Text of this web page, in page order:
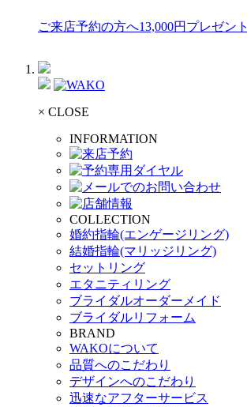
ご来店予約の方へ13,000円プレゼント
× CLOSE
INFORMATION
COLLECTION
婚約指輪(エンゲージリング)
結婚指輪(マリッジリング)
セットリング
エタニティリング
ブライダルオーダーメイド
ブライダルリフォーム
BRAND
WAKOについて
品質へのこだわり
デザインへのこだわり
迅速なアフターサービス